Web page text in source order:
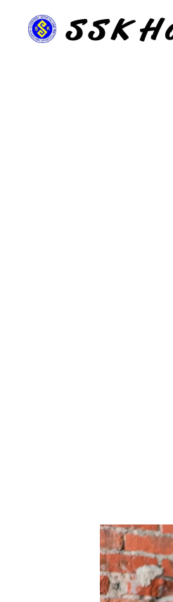
SSK